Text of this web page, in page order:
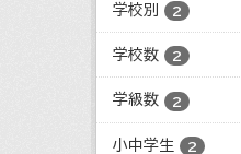
学校別 2
学校数 2
学級数 2
小中学生 2